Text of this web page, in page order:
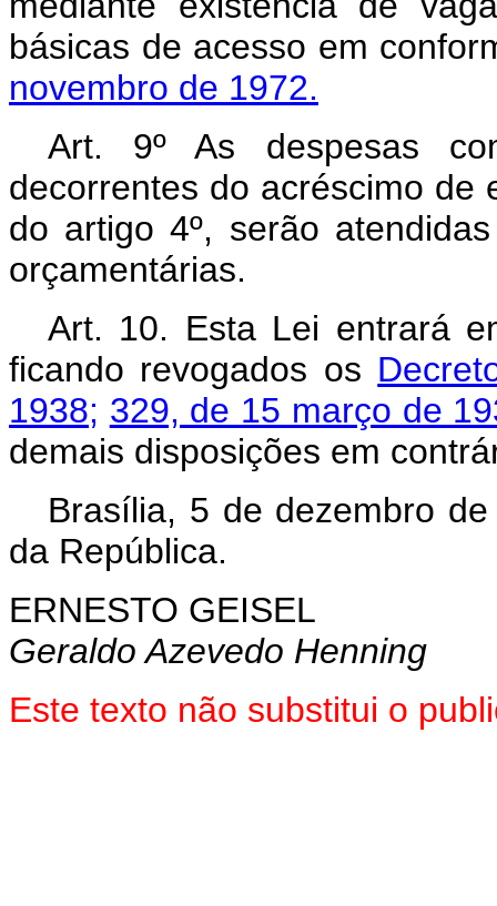
básicas de acesso em
novembro de 1972.
Art. 9º As despesas
decorrentes do acréscimo de
do artigo 4º, serão
orçamentárias.
Art. 10. Esta Lei entrará
ficando revogados os
1938; 329, de 15 março de
demais disposições em
Brasília, 5 de dezembro
da República.
ERNESTO GEISEL
Geraldo Azevedo Henning
Este texto não substitui o